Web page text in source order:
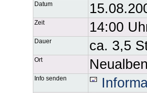
Datum
Zeit 14:00
Dauer ca. 3,5
Ort
Info senden